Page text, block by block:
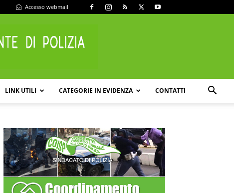
Accesso webmail
LINK UTILI CATEGORIE IN EVIDENZA CONTATTI